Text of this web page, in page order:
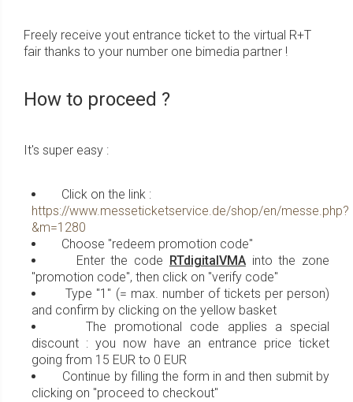
Freely receive yout entrance ticket to the virtual R+T
fair thanks to your number one bimedia partner !
How to proceed ?
It's super easy :
Click on the link :
https://www.messeticketservice.de/shop/en/messe.php?
&m=1280
Choose "redeem promotion code"
Enter the code
RTdigitalVMAinto the zone
"promotion code", then click on "verify code"
Type "1" (= max. number of tickets per person)
and confirm by clicking on the yellow basket
The promotional code applies a special
discount : you now have an entrance price ticket
going from 15 EUR to 0 EUR
Continue by filling the form in and then submit by
clicking on "proceed to checkout"